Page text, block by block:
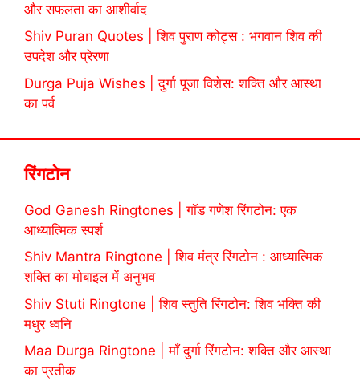
और सफलता का आशीर्वाद
Shiv Puran Quotes | शिव पुराण कोट्स : भगवान शिव की
उपदेश और प्रेरणा
Durga Puja Wishes | दुर्गा पूजा विशेस: शक्ति और आस्था
का पर्व
रिंगटोन
God Ganesh Ringtones | गॉड गणेश रिंगटोन: एक
आध्यात्मिक स्पर्श
Shiv Mantra Ringtone | शिव मंत्र रिंगटोन : आध्यात्मिक
शक्ति का मोबाइल में अनुभव
Shiv Stuti Ringtone | शिव स्तुति रिंगटोन: शिव भक्ति की
मधुर ध्वनि
Maa Durga Ringtone | माँ दुर्गा रिंगटोन: शक्ति और आस्था
का प्रतीक